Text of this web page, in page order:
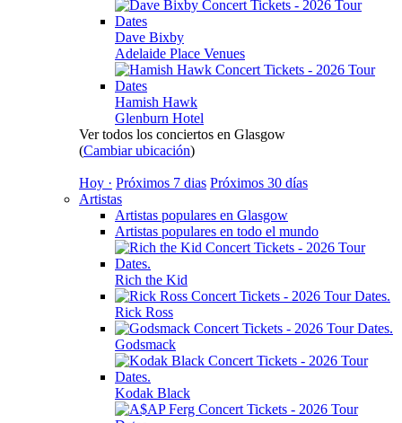
Dave Bixby
Adelaide Place Venues
Hamish Hawk
Glenburn Hotel
Ver todos los conciertos en Glasgow
(Cambiar ubicación)
Hoy · Próximos 7 dias Próximos 30 días
Artistas
Artistas populares en Glasgow
Artistas populares en todo el mundo
Rich the Kid
Rick Ross
Godsmack
Kodak Black